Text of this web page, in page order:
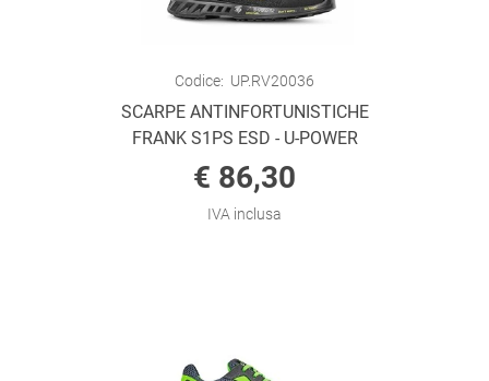
Codice: UP.RV20036
SCARPE ANTINFORTUNISTICHE
FRANK S1PS ESD - U-POWER
€ 86,30
IVA inclusa